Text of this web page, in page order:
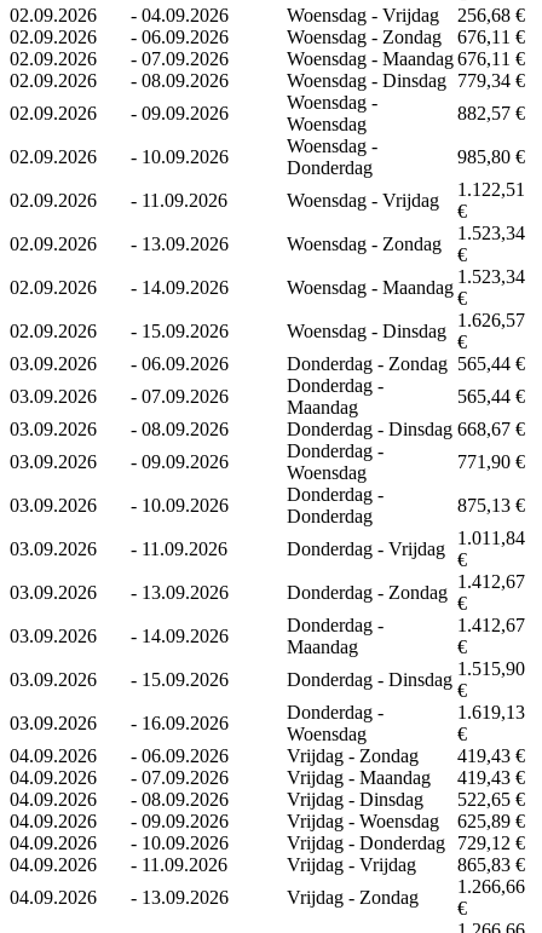
02.09.2026
- 04.09.2026 Woensdag - Vrijdag
256,68 €
02.09.2026
- 06.09.2026 Woensdag - Zondag
676,11 €
02.09.2026
- 07.09.2026 Woensdag - Maandag676,11 €
02.09.2026
- 08.09.2026 Woensdag - Dinsdag 779,34 €
02.09.2026
- 09.09.2026
Woensdag -
Woensdag
882,57 €
02.09.2026 - 10.09.2026
Woensdag -
Donderdag
985,80 €
02.09.2026 - 11.09.2026 Woensdag - Vrijdag
1.122,51
€
02.09.2026
- 13.09.2026 Woensdag - Zondag
1.523,34
€
02.09.2026
- 14.09.2026 Woensdag - Maandag
1.523,34
€
02.09.2026
- 15.09.2026 Woensdag - Dinsdag
1.626,57
€
03.09.2026
- 06.09.2026 Donderdag - Zondag 565,44 €
03.09.2026
- 07.09.2026
Donderdag -
Maandag
565,44 €
03.09.2026
- 08.09.2026 Donderdag - Dinsdag 668,67 €
03.09.2026
- 09.09.2026
Donderdag -
Woensdag
771,90 €
03.09.2026 - 10.09.2026
Donderdag -
Donderdag
875,13 €
03.09.2026 - 11.09.2026 Donderdag - Vrijdag
1.011,84
€
03.09.2026
- 13.09.2026 Donderdag - Zondag
1.412,67
€
03.09.2026
- 14.09.2026
Donderdag -
Maandag
1.412,67
€
03.09.2026
- 15.09.2026 Donderdag - Dinsdag
1.515,90
€
03.09.2026
- 16.09.2026
Donderdag -
Woensdag
1.619,13
€
04.09.2026
- 06.09.2026 Vrijdag - Zondag
419,43 €
04.09.2026
- 07.09.2026 Vrijdag - Maandag
419,43 €
04.09.2026
- 08.09.2026 Vrijdag - Dinsdag
522,65 €
04.09.2026
- 09.09.2026 Vrijdag - Woensdag
625,89 €
04.09.2026
- 10.09.2026 Vrijdag - Donderdag
729,12 €
04.09.2026
- 11.09.2026 Vrijdag - Vrijdag
865,83 €
04.09.2026
- 13.09.2026 Vrijdag - Zondag
1.266,66
€